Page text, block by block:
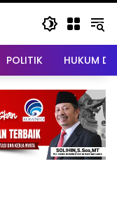
POLITIK HUKUM